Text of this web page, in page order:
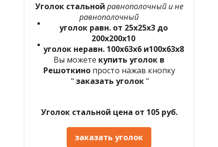
Уголок стальной равнополочный и не
равнополочный
уголок равн. от 25х25х3 до
200х200х10
уголок неравн. 100х63х6 и100х63х8
Вы можете купить уголок в
Решоткино просто нажав кнопку
" заказать уголок"
Уголок стальной цена от 105 руб.
заказать уголок